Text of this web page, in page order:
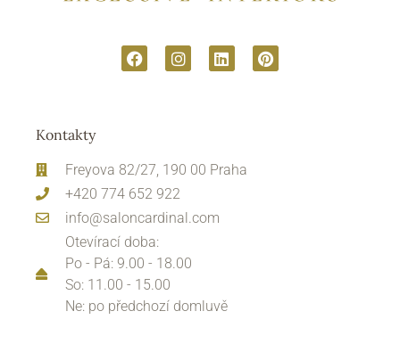
Kontakty
Freyova 82/27, 190 00 Praha
+420 774 652 922
info@saloncardinal.com
Otevírací doba:
Po - Pá: 9.00 - 18.00
So: 11.00 - 15.00
Ne: po předchozí domluvě